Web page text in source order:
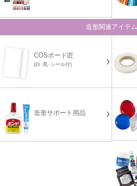
造形関連アイテム
COSボード匠
(白･黒･シール付)
造形サポート用品